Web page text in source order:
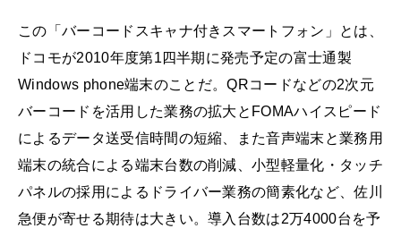
この「バーコードスキャナ付きスマートフォン」とは、
ドコモが2010年度第1四半期に発売予定の富士通製
Windows phone端末のことだ。QRコードなどの2次元
バーコードを活用した業務の拡大とFOMAハイスピード
によるデータ送受信時間の短縮、また音声端末と業務用
端末の統合による端末台数の削減、小型軽量化・タッチ
パネルの採用によるドライバー業務の簡素化など、佐川
急便が寄せる期待は大きい。導入台数は2万4000台を予